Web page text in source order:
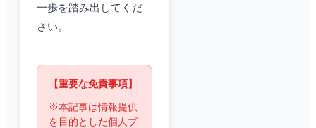
一歩を踏み出してくだ
さい。
【重要な免責事項】
※本記事は情報提供
を目的とした個人ブ